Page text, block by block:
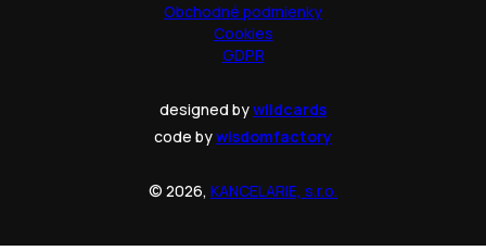
Obchodné podmienky
Cookies
GDPR
designed bywildcards
code bywisdomfactory
© 2026, KANCELARIE, s.r.o.